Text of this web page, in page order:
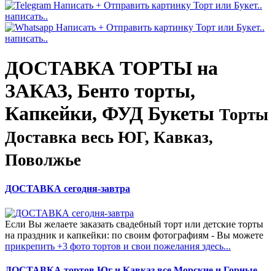
написать..
написать..
ДОСТАВКА ТОРТЫ на
ЗАКАЗ, Бенто торты,
Капкейки, ФУД Букеты Торты
Доставка весь ЮГ, Кавказ,
Поволжье
ДОСТАВКА сегодня-завтра
Если Вы желаете заказать свадебный торт или детские торты
на праздник и капкейки: по своим фотографиям - Вы можете
прикрепить +3 фото тортов и свои пожелания здесь...